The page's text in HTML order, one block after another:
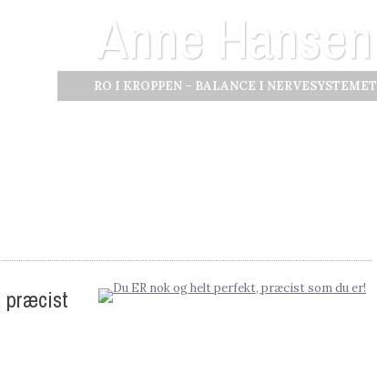
Anne Hansen
RO I KROPPEN – BALANCE I NERVESYSTEMET
præcist